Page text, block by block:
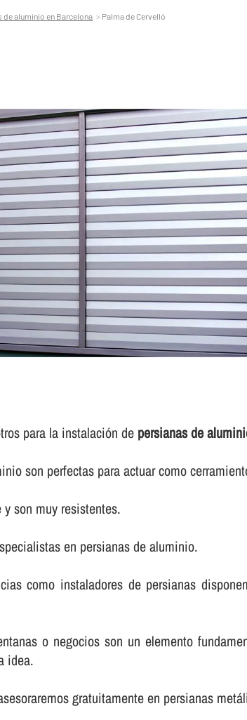
de aluminio en Barcelona Palma de Cervelló
para la instalación de persianas de
son perfectas para actuar como
son muy resistentes.
en persianas de aluminio.
como instaladores de persianas
o negocios son un elemento
idea.
gratuitamente en persianas